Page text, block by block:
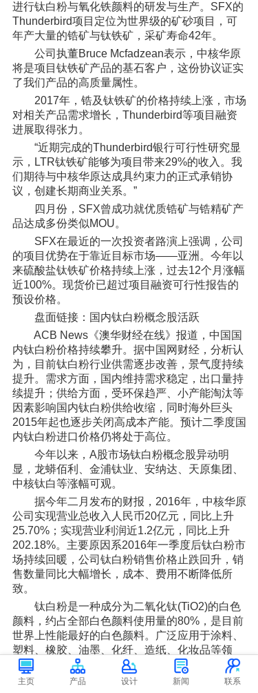
进行钛白粉与氧化铁颜料的研发与生产。SFX的
Thunderbird项目定位为世界级的矿砂项目，可
年产大量的锆矿与钛铁矿，采矿寿命42年。
公司执董Bruce Mcfadzean表示，中核华原
将是项目钛铁矿产品的基石客户，这份协议证实
了我们产品的高质量属性。
2017年，锆及钛铁矿的价格持续上涨，市场
对相关产品需求增长，Thunderbird等项目融资
进展取得张力。
“近期完成的Thunderbird银行可行性研究显
示，LTR钛铁矿能够为项目带来29%的收入。我
们期待与中核华原达成具约束力的正式承销协
议，创建长期商业关系。”
四月份，SFX曾成功就优质锆矿与锆精矿产
品达成多份类似MOU。
SFX在最近的一次投资者路演上强调，公司
的项目优势在于靠近目标市场——亚洲。今年以
来硫酸盐钛铁矿价格持续上涨，过去12个月涨幅
近100%。现货价已超过项目融资可行性报告的
预设价格。
盘面链接：国内钛白粉概念股活跃
ACB News《澳华财经在线》报道，中国国
内钛白粉价格持续攀升。据中国网财经，分析认
为，目前钛白粉行业供需逐步改善，景气度持续
提升。需求方面，国内维持需求稳定，出口量持
续提升；供给方面，受环保趋严、小产能淘汰等
因素影响国内钛白粉供给收缩，同时海外巨头
2015年起也逐步关闭高成本产能。预计二季度国
内钛白粉进口价格仍将处于高位。
今年以来，A股市场钛白粉概念股异动明
显，龙蟒佰利、金浦钛业、安纳达、天原集团、
中核钛白等涨幅可观。
据今年二月发布的财报，2016年，中核华原
公司实现营业总收入人民币20亿元，同比上升
25.70%；实现营业利润近1.2亿元，同比上升
202.18%。主要原因系2016年一季度后钛白粉市
场持续回暖，公司钛白粉销售价格止跌回升，销
售数量同比大幅增长，成本、费用不断降低所
致。
钛白粉是一种成分为二氧化钛(TiO2)的白色
颜料，约占全部白色颜料使用量的80%，是目前
世界上性能最好的白色颜料。广泛应用于涂料、
塑料、橡胶、油墨、化纤、造纸、化妆品等领
域。近年来，随着科技的发展，钛白粉的应用已
经扩展到新能源、环保、高端装备、医用等领
主页 产品 设计 新闻 联系